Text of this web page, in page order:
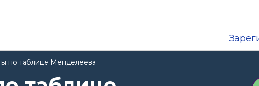
по таблице Менделеева